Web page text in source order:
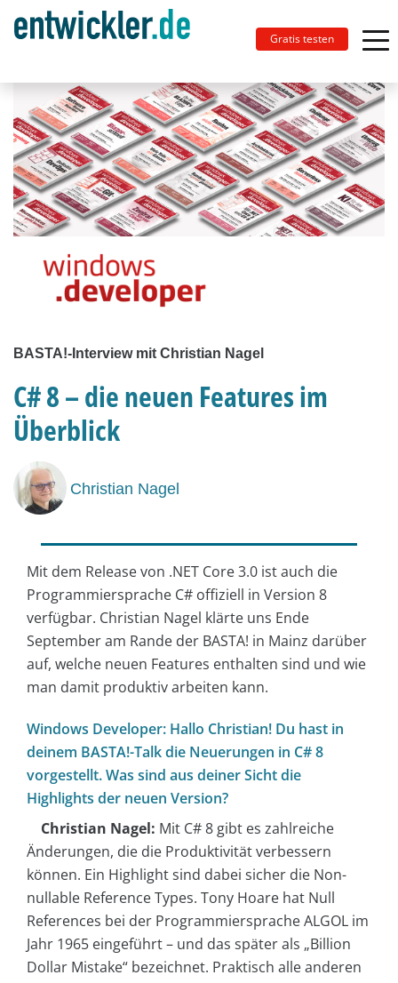
Gratis testen
BASTA!-Interview mit Christian Nagel
C# 8 – die neuen Features im
Überblick
Christian Nagel
Mit dem Release von .NET Core 3.0 ist auch die
Programmiersprache C# offiziell in Version 8
verfügbar. Christian Nagel klärte uns Ende
September am Rande der BASTA! in Mainz darüber
auf, welche neuen Features enthalten sind und wie
man damit produktiv arbeiten kann.
Windows Developer: Hallo Christian! Du hast in
deinem BASTA!-Talk die Neuerungen in C# 8
vorgestellt. Was sind aus deiner Sicht die
Highlights der neuen Version?
Christian Nagel: Mit C# 8 gibt es zahlreiche
Änderungen, die die Produktivität verbessern
können. Ein Highlight sind dabei sicher die Non-
nullable Reference Types. Tony Hoare hat Null
References bei der Programmiersprache ALGOL im
Jahr 1965 eingeführt – und das später als „Billion
Dollar Mistake“ bezeichnet. Praktisch alle anderen